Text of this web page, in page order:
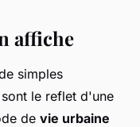
affiche
simples
le reflet d'une
de vie urbaine